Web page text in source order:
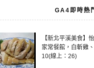
GA4即時熱
【新北平溪美食】
家常餐館，白斬雞
10(線上：26)